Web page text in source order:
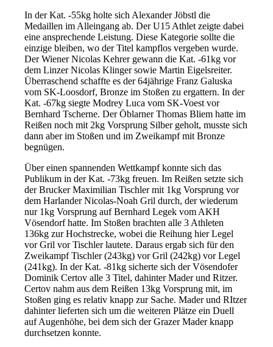
In der Kat. -55kg holte sich Alexander Jöbstl die
Medaillen im Alleingang ab. Der U15 Athlet zeigte dabei
eine ansprechende Leistung. Diese Kategorie sollte die
einzige bleiben, wo der Titel kampflos vergeben wurde.
Der Wiener Nicolas Kehrer gewann die Kat. -61kg vor
dem Linzer Nicolas Klinger sowie Martin Eigelsreiter.
Überraschend schaffte es der 64jährige Franz Galuska
vom SK-Loosdorf, Bronze im Stoßen zu ergattern. In der
Kat. -67kg siegte Modrey Luca vom SK-Voest vor
Bernhard Tscherne. Der Öblarner Thomas Bliem hatte im
Reißen noch mit 2kg Vorsprung Silber geholt, musste sich
dann aber im Stoßen und im Zweikampf mit Bronze
begnügen.
Über einen spannenden Wettkampf konnte sich das
Publikum in der Kat. -73kg freuen. Im Reißen setzte sich
der Brucker Maximilian Tischler mit 1kg Vorsprung vor
dem Harlander Nicolas-Noah Gril durch, der wiederum
nur 1kg Vorsprung auf Bernhard Legek vom AKH
Vösendorf hatte. Im Stoßen brachten alle 3 Athleten
136kg zur Hochstrecke, wobei die Reihung hier Legel
vor Gril vor Tischler lautete. Daraus ergab sich für den
Zweikampf Tischler (243kg) vor Gril (242kg) vor Legel
(241kg). In der Kat. -81kg sicherte sich der Vösendofer
Dominik Certov alle 3 Titel, dahinter Mader und Ritzer.
Certov nahm aus dem Reißen 13kg Vorsprung mit, im
Stoßen ging es relativ knapp zur Sache. Mader und RItzer
dahinter lieferten sich um die weiteren Plätze ein Duell
auf Augenhöhe, bei dem sich der Grazer Mader knapp
durchsetzen konnte.